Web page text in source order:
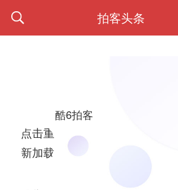
拍客头条
点击重
新加载
酷6拍客